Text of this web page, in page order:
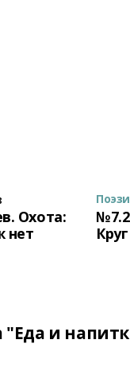
Охота:
нет
"Еда и